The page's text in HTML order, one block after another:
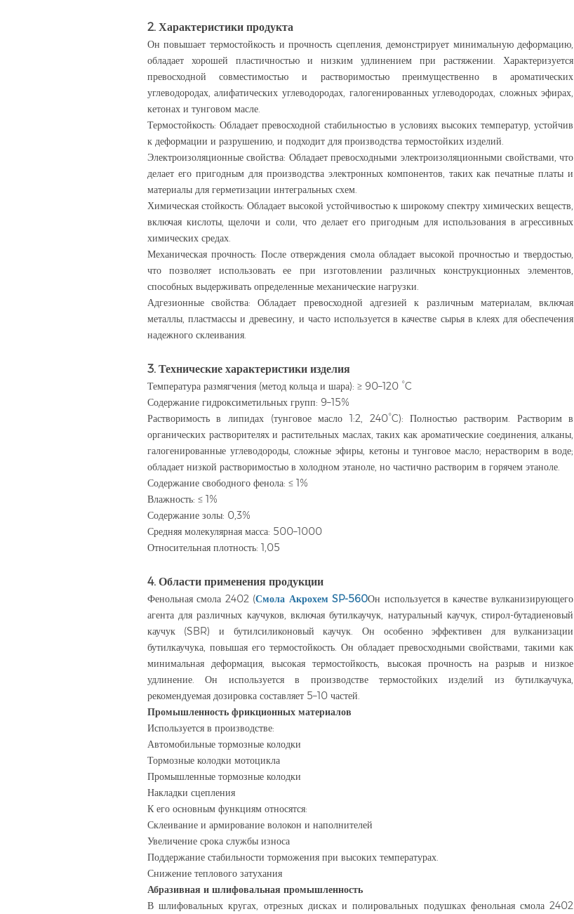
2. Характеристики продукта
Он повышает термостойкость и прочность сцепления, демонстрирует минимальную деформацию,
обладает хорошей пластичностью и низким удлинением при растяжении. Характеризуется
превосходной совместимостью и растворимостью преимущественно в ароматических
углеводородах, алифатических углеводородах, галогенированных углеводородах, сложных эфирах,
кетонах и тунговом масле.
Термостойкость: Обладает превосходной стабильностью в условиях высоких температур, устойчив
к деформации и разрушению, и подходит для производства термостойких изделий.
Электроизоляционные свойства: Обладает превосходными электроизоляционными свойствами, что
делает его пригодным для производства электронных компонентов, таких как печатные платы и
материалы для герметизации интегральных схем.
Химическая стойкость: Обладает высокой устойчивостью к широкому спектру химических веществ,
включая кислоты, щелочи и соли, что делает его пригодным для использования в агрессивных
химических средах.
Механическая прочность: После отверждения смола обладает высокой прочностью и твердостью,
что позволяет использовать ее при изготовлении различных конструкционных элементов,
способных выдерживать определенные механические нагрузки.
Адгезионные свойства: Обладает превосходной адгезией к различным материалам, включая
металлы, пластмассы и древесину, и часто используется в качестве сырья в клеях для обеспечения
надежного склеивания.
3. Технические характеристики изделия
Температура размягчения (метод кольца и шара): ≥ 90–120 °C
Содержание гидроксиметильных групп: 9–15%
Растворимость в липидах (тунговое масло 1:2, 240°C): Полностью растворим. Растворим в
органических растворителях и растительных маслах, таких как ароматические соединения, алканы,
галогенированные углеводороды, сложные эфиры, кетоны и тунговое масло; нерастворим в воде;
обладает низкой растворимостью в холодном этаноле, но частично растворим в горячем этаноле.
Содержание свободного фенола: ≤ 1%
Влажность: ≤ 1%
Содержание золы: 0,3%
Средняя молекулярная масса: 500–1000
Относительная плотность: 1,05
4. Области применения продукции
Фенольная смола 2402 (Смола Акрохем SP-560Он используется в качестве вулканизирующего
агента для различных каучуков, включая бутилкаучук, натуральный каучук, стирол-бутадиеновый
каучук (SBR) и бутилсиликоновый каучук. Он особенно эффективен для вулканизации
бутилкаучука, повышая его термостойкость. Он обладает превосходными свойствами, такими как
минимальная деформация, высокая термостойкость, высокая прочность на разрыв и низкое
удлинение. Он используется в производстве термостойких изделий из бутилкаучука,
рекомендуемая дозировка составляет 5–10 частей.
Промышленность фрикционных материалов
Используется в производстве:
Автомобильные тормозные колодки
Тормозные колодки мотоцикла
Промышленные тормозные колодки
Накладки сцепления
К его основным функциям относятся:
Склеивание и армирование волокон и наполнителей
Увеличение срока службы износа
Поддержание стабильности торможения при высоких температурах.
Снижение теплового затухания
Абразивная и шлифовальная промышленность
В шлифовальных кругах, отрезных дисках и полировальных подушках фенольная смола 2402